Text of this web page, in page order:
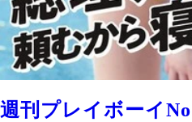
週刊プレイボーイ